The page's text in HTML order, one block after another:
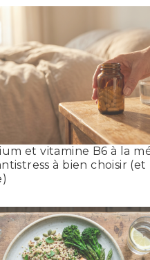
et vitamine B6 à la
à bien choisir (et